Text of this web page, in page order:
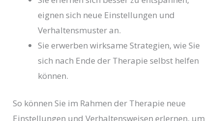
eignen sich neue Einstellungen und
Verhaltensmuster an.
Sie erwerben wirksame Strategien, wie Sie
sich nach Ende der Therapie selbst helfen
können.
So können Sie im Rahmen der Therapie neue
Einstellungen und Verhaltensweisen erlernen, um